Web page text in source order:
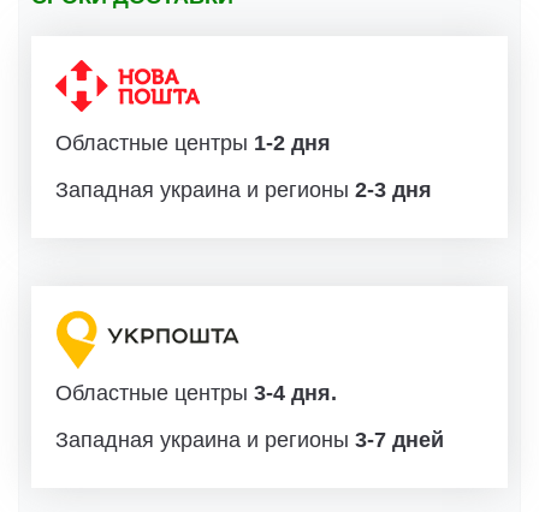
Областные центры 1-2 дня
Западная украина и регионы 2-3 дня
Областные центры 3-4 дня.
Западная украина и регионы 3-7 дней